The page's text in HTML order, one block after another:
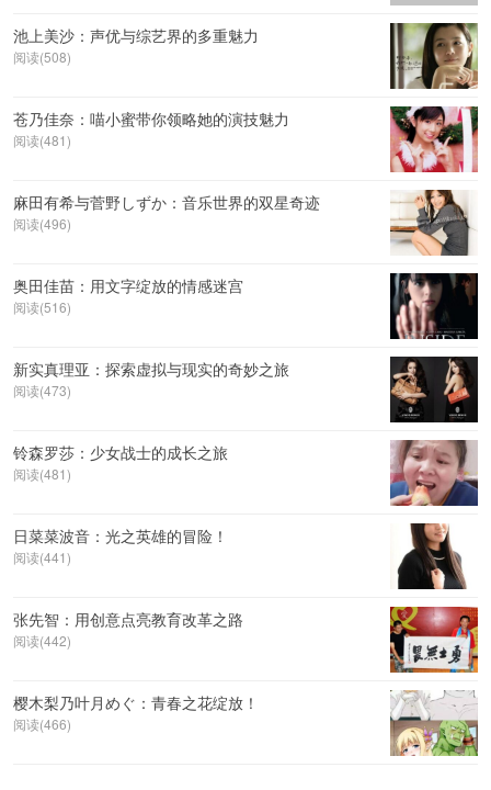
池上美沙：声优与综艺界的多重魅力
阅读(508)
苍乃佳奈：喵小蜜带你领略她的演技魅力
阅读(481)
麻田有希与菅野しずか：音乐世界的双星奇迹
阅读(496)
奥田佳苗：用文字绽放的情感迷宫
阅读(516)
新实真理亚：探索虚拟与现实的奇妙之旅
阅读(473)
铃森罗莎：少女战士的成长之旅
阅读(481)
日菜菜波音：光之英雄的冒险！
阅读(441)
张先智：用创意点亮教育改革之路
阅读(442)
樱木梨乃叶月めぐ：青春之花绽放！
阅读(466)